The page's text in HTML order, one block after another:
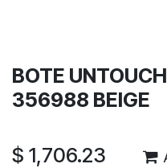
BOTE
356988 BEIGE
$ 1,706.23